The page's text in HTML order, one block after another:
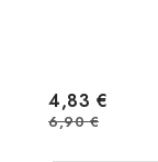
4,83 €
6,90 €